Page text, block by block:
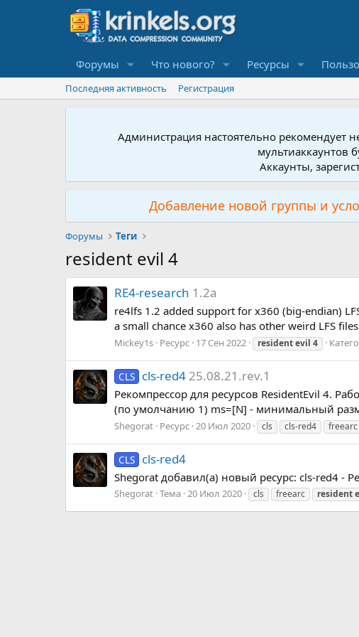
Форумы Что нового? Ресурсы
Последняя активность Регистрация
Администрация настоятельно рекомендует
мультиаккаунтов
Аккаунты,
Добавление новой группы и
Форумы Теги
resident evil 4
RE4-research 1.2a
re4lfs 1.2 added support for x360 (big-endian)
a small chance x360 also has other weird LFS
Mickey1s Ресурс 17 Сен 2022 residentevil 4
CLS cls-red4 25.08.21.rev.1
Рекомпрессор для ресурсов ResidentEvil 4.
(по умолчанию 1) ms=[N] - минимальный
Shegorat Ресурс 20 Июл 2020 cls cls-red4 freearc
CLS cls-red4
Shegorat добавил(а) новый ресурс: cls-red4 -
Shegorat Тема 20 Июл 2020 cls freearc resident